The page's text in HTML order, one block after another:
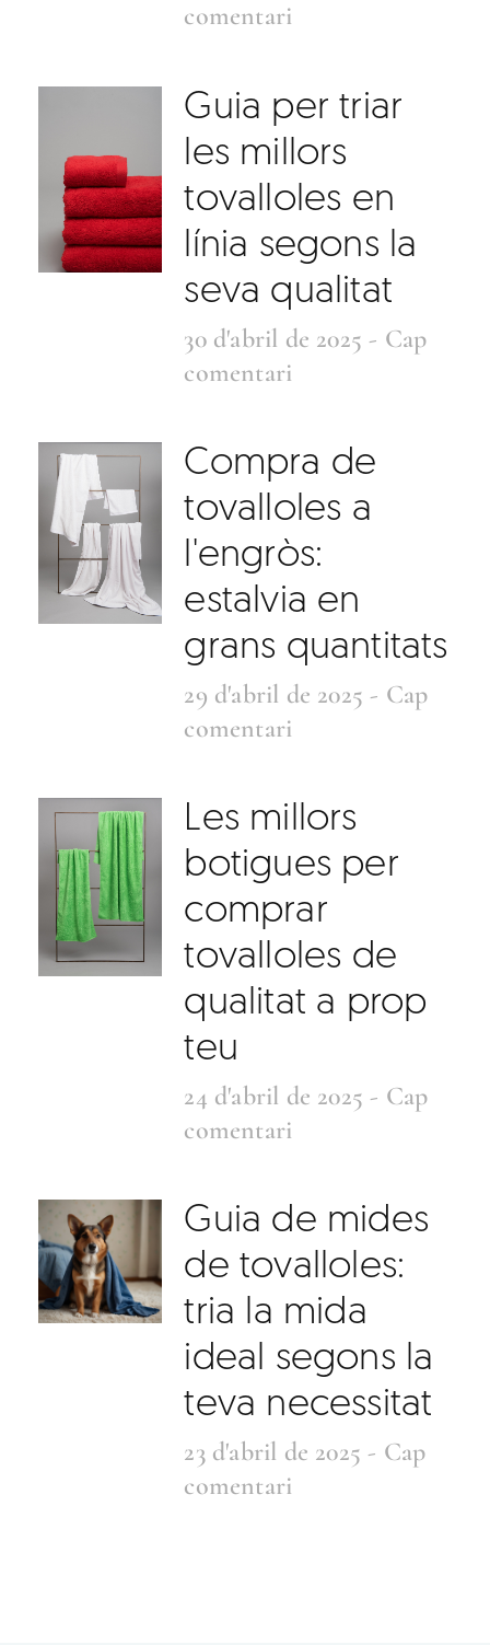
comentari
Guia per triar
les millors
tovalloles en
línia segons la
seva qualitat
30 d'abril de 2025 Cap
comentari
Compra de
tovalloles a
l'engròs:
estalvia en
grans quantitats
29 d'abril de 2025 Cap
comentari
Les millors
botigues per
comprar
tovalloles de
qualitat a prop
teu
24 d'abril de 2025 Cap
comentari
Guia de mides
de tovalloles:
tria la mida
ideal segons la
teva necessitat
23 d'abril de 2025 Cap
comentari